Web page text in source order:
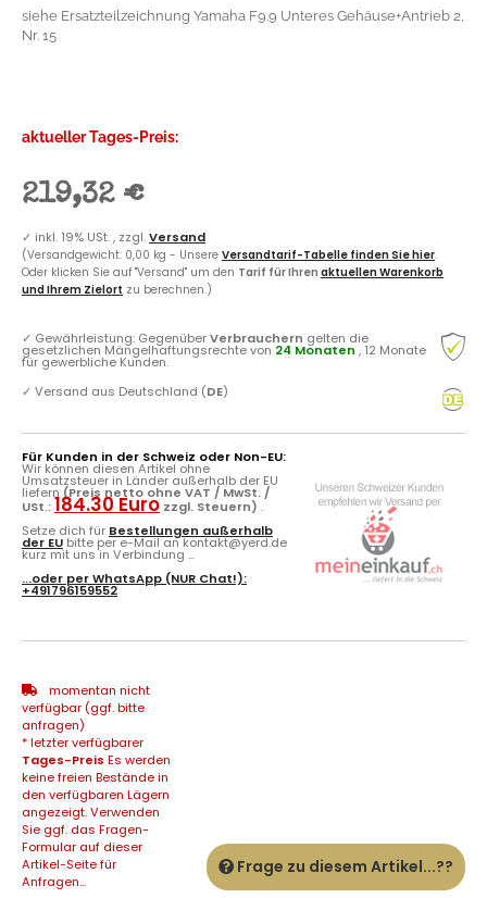
siehe Ersatzteilzeichnung Yamaha F9.9 Unteres Gehäuse+Antrieb 2,
Nr. 15
aktueller Tages-Preis:
219,32 €
✓ inkl. 19% USt. , zzgl.Versand
(Versandgewicht: 0,00 kg - Unsere Versandtarif-Tabelle finden Sie hier.
Oder klicken Sie auf "Versand" um den Tarif für Ihren aktuellen Warenkorb
und Ihrem Zielort zu berechnen.)
✓ Gewährleistung: GegenüberVerbrauchern gelten die
gesetzlichen Mängelhaftungsrechte von 24 Monaten , 12 Monate
für gewerbliche Kunden.
✓ Versand aus Deutschland (DE)
Für Kunden in der Schweiz oder Non-EU:
Wir können diesen Artikel ohne
Umsatzsteuer in Länder außerhalb der EU
liefern (Preis netto ohne VAT / MwSt. /
USt.:184.30 Euro zzgl. Steuern) .
Setze dich für Bestellungen außerhalb
der EU bitte per e-Mail an kontakt@yerd.de
kurz mit uns in Verbindung ...
...oder perWhatsApp (NUR Chat!):
+491796159552
momentan nicht
verfügbar (ggf. bitte
anfragen)
* letzter verfügbarer
Tages-Preis Es werden
keine freien Bestände in
den verfügbaren Lägern
angezeigt. Verwenden
Sie ggf. das Fragen-
Formular auf dieser
Artikel-Seite für
Anfragen...
Frage zu diesem Artikel...??